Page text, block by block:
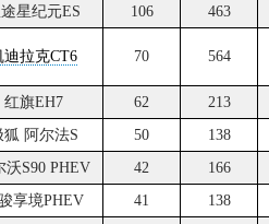
星纪元ES 106 463
迪拉克CT6 70 564
红旗EH7 62
213
狐 阿尔法S 50
138
沃S90 PHEV 42
166
享境PHEV 41
138